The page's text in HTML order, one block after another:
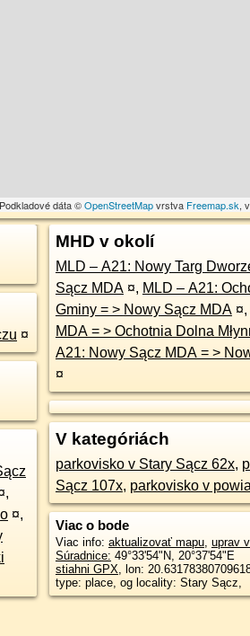
Podkladové dáta ©OpenStreetMapvrstva Freemap.sk,
¤
,
¤,
MHD v okolí
MLD – A21: Nowy Targ Dworzec
Sącz MDA ¤, MLD – A21:
Gminy = > Nowy Sącz MDA ¤,
MDA = > Ochotnia Dolna
A21:
¤
V kategóriách
parkovisko v Stary Sącz 62x,
Sącz 107x, parkovisko v
Viac o bode
Viac info: aktualizovať mapu, uprav
Súradnice: 49°33'54"N, 20°37'54"E
stiahni GPX, lon:
type: place, og locality: Stary Sącz,